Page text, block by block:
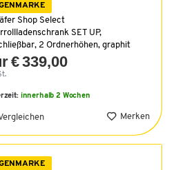
Shop Select
SET UP,
2 Ordnerhöhen, graphit
€ 339,00
innerhalb 2 Wochen
Merken